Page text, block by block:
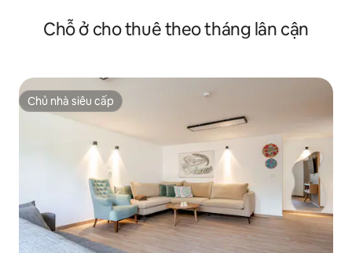
Chỗ ở cho thuê theo tháng lân cận
Chủ nhà siêu cấp
Chủ nhà siêu cấp